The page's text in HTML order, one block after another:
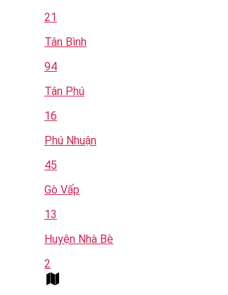
21
Tân Bình
94
Tân Phú
16
Phú Nhuận
45
Gò Vấp
13
Huyện Nhà Bè
2